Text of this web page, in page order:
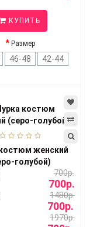
КУПИТЬ
Размер
46-48 42-44
женский
голубой)
700р.
700р.
1480р.
700р.
1970р.